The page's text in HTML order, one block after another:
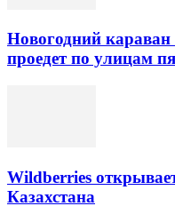
Новогодний караван
проедет по улицам
Wildberries
Казахстана